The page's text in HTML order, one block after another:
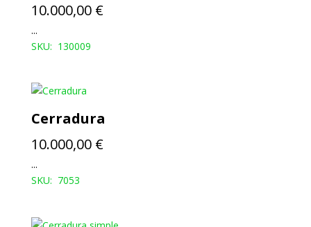
10.000,00 €
...
SKU: 130009
Cerradura
10.000,00 €
...
SKU: 7053